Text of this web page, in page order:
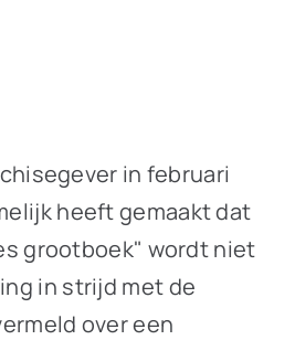
in februari
heeft gemaakt dat
grootboek" wordt niet
in strijd met de
over een